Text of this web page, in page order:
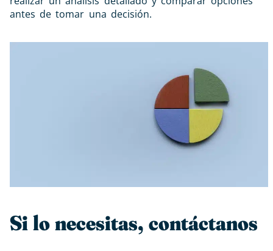
antes de tomar una decisión.
Si lo necesitas, contáctanos